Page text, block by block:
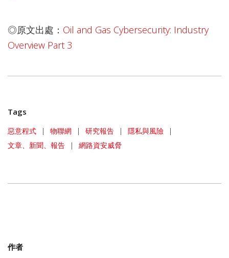
◎原文出處： Oil and Gas Cybersecurity: Industry
Overview Part 3
Tags
惡意程式 | 物聯網 | 研究報告 | 隱私與風險
|
文章、新聞、報告
| 網路資安威脅
作者